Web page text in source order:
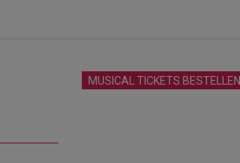
MUSICAL TICKETS BESTELLEN